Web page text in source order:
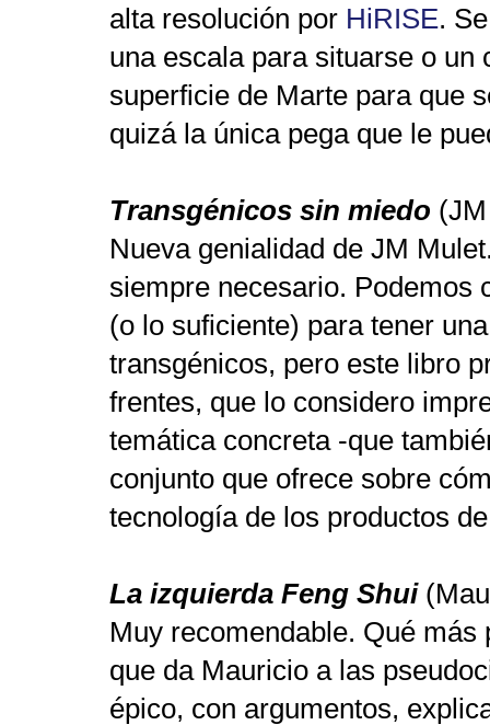
alta resolución por HiRISE.
una escala para situarse o un
superficie de Marte para que
quizá la única pega que le
Transgénicos sin miedo
Nueva genialidad de JM
siempre necesario. Podemos
(o lo suficiente) para tener
transgénicos, pero este libro
frentes, que lo considero
temática concreta -que
conjunto que ofrece sobre
tecnología de los productos
La izquierda Feng Shui
Muy recomendable. Qué más
que da Mauricio a las
épico, con argumentos,